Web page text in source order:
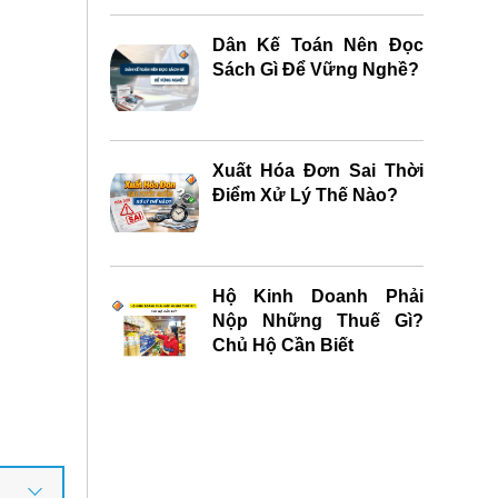
Dân Kế Toán Nên Đọc
Sách Gì Để Vững Nghề?
Xuất Hóa Đơn Sai Thời
Điểm Xử Lý Thế Nào?
Hộ Kinh Doanh Phải
Nộp Những Thuế Gì?
Chủ Hộ Cần Biết